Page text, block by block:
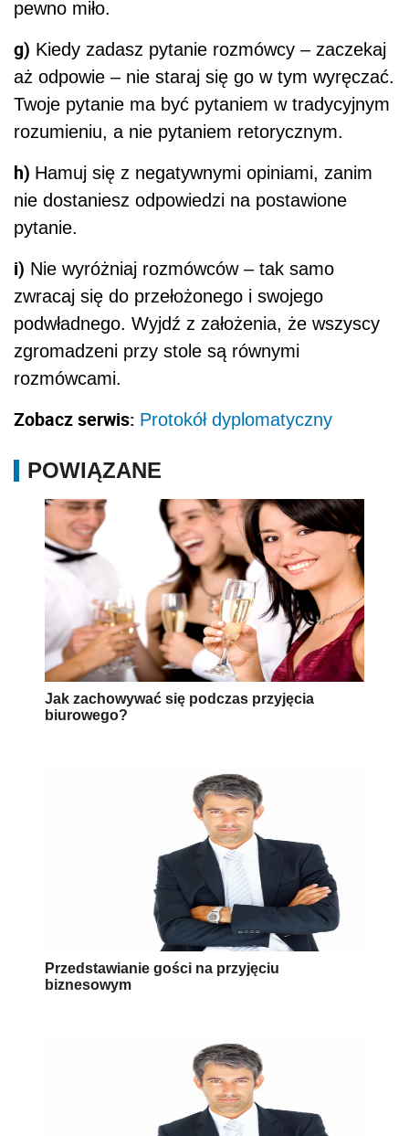
pewno miło.
g) Kiedy zadasz pytanie rozmówcy – zaczekaj
aż odpowie – nie staraj się go w tym wyręczać.
Twoje pytanie ma być pytaniem w tradycyjnym
rozumieniu, a nie pytaniem retorycznym.
h) Hamuj się z negatywnymi opiniami, zanim
nie dostaniesz odpowiedzi na postawione
pytanie.
i) Nie wyróżniaj rozmówców – tak samo
zwracaj się do przełożonego i swojego
podwładnego. Wyjdź z założenia, że wszyscy
zgromadzeni przy stole są równymi
rozmówcami.
Zobacz serwis: Protokół dyplomatyczny
POWIĄZANE
Jak zachowywać się podczas przyjęcia
biurowego?
Przedstawianie gości na przyjęciu
biznesowym